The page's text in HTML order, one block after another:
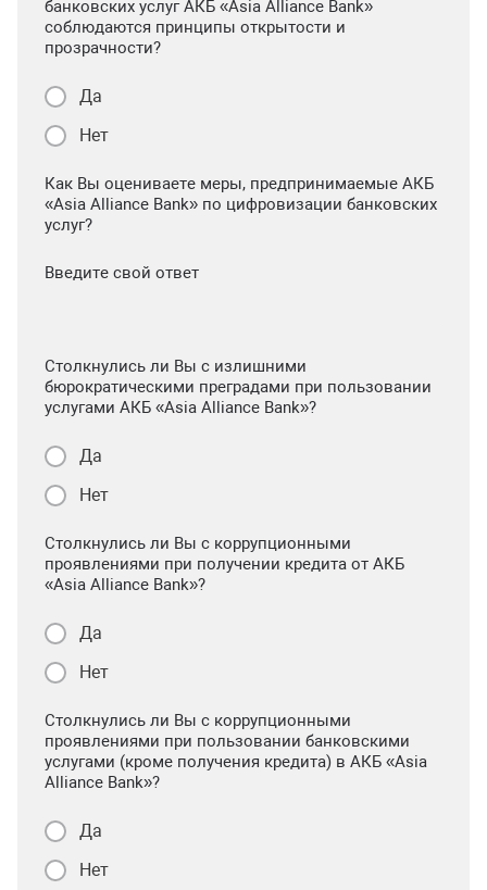
банковских услуг АКБ «Asia Alliance Bank»
соблюдаются принципы открытости и
прозрачности?
Да
Нет
Как Вы оцениваете меры, предпринимаемые АКБ
«Asia Alliance Bank» по цифровизации банковских
услуг?
Введите свой ответ
Столкнулись ли Вы с излишними
бюрократическими преградами при пользовании
услугами АКБ «Asia Alliance Bank»?
Да
Нет
Столкнулись ли Вы с коррупционными
проявлениями при получении кредита от АКБ
«Asia Alliance Bank»?
Да
Нет
Столкнулись ли Вы с коррупционными
проявлениями при пользовании банковскими
услугами (кроме получения кредита) в АКБ «Asia
Alliance Bank»?
Да
Нет